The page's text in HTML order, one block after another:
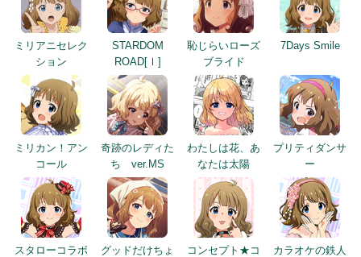
ミリアニセレク
ション
STARDOM
ROAD[Ⅰ]
恥じらいローズ
ブライド
7Days Smile
ミリカン！アン
コール
奇跡のレディた
ち ver.MS
わたしは花、あ
なたは太陽
プリティダンサ
ー
スタローコラボ
グッドだけちょ
コンセプト★コ
カラオケの鉄人